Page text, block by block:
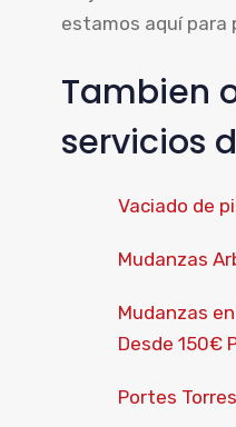
estamos aquí para
Tambien
servicios
Vaciado de
Mudanzas
Mudanzas
Desde 150€
Portes